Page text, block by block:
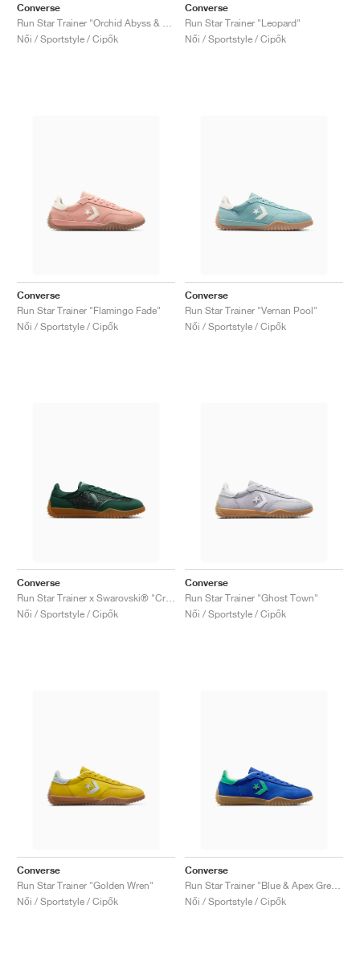
Converse
Női / Sportstyle / Cipők
Converse
Run Star Trainer "Leopard"
Női / Sportstyle / Cipők
Converse
Run Star Trainer "Flamingo Fade"
Női / Sportstyle / Cipők
Converse
Run Star Trainer "Vernan Pool"
Női / Sportstyle / Cipők
Converse
Női / Sportstyle / Cipők
Converse
Run Star Trainer "Ghost Town"
Női / Sportstyle / Cipők
Converse
Run Star Trainer "Golden Wren"
Női / Sportstyle / Cipők
Converse
Női / Sportstyle / Cipők